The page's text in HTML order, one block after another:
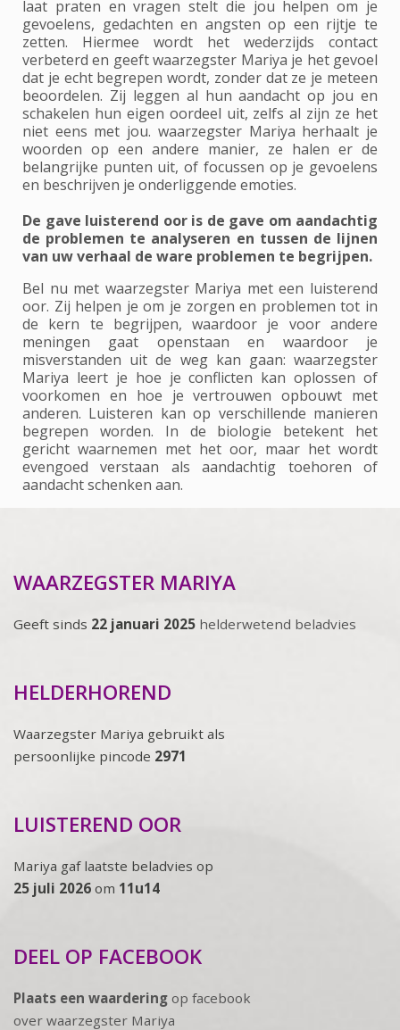
laat praten en vragen stelt die jou helpen om je
gevoelens, gedachten en angsten op een rijtje te
zetten. Hiermee wordt het wederzijds contact
verbeterd en geeft waarzegster Mariya je het gevoel
dat je echt begrepen wordt, zonder dat ze je meteen
beoordelen. Zij leggen al hun aandacht op jou en
schakelen hun eigen oordeel uit, zelfs al zijn ze het
niet eens met jou. waarzegster Mariya herhaalt je
woorden op een andere manier, ze halen er de
belangrijke punten uit, of focussen op je gevoelens
en beschrijven je onderliggende emoties.
De gave luisterend oor is de gave om aandachtig
de problemen te analyseren en tussen de lijnen
van uw verhaal de ware problemen te begrijpen.
Bel nu met waarzegster Mariya met een luisterend
oor. Zij helpen je om je zorgen en problemen tot in
de kern te begrijpen, waardoor je voor andere
meningen gaat openstaan en waardoor je
misverstanden uit de weg kan gaan: waarzegster
Mariya leert je hoe je conflicten kan oplossen of
voorkomen en hoe je vertrouwen opbouwt met
anderen. Luisteren kan op verschillende manieren
begrepen worden. In de biologie betekent het
gericht waarnemen met het oor, maar het wordt
evengoed verstaan als aandachtig toehoren of
aandacht schenken aan.
WAARZEGSTER MARIYA
Geeft sinds 22 januari 2025 helderwetend beladvies
HELDERHOREND
Waarzegster Mariya gebruikt als
persoonlijke pincode 2971
LUISTEREND OOR
Mariya gaf laatste beladvies op
25 juli 2026 om 11u14
DEEL OP FACEBOOK
Plaats een waardering op facebook
over waarzegster Mariya